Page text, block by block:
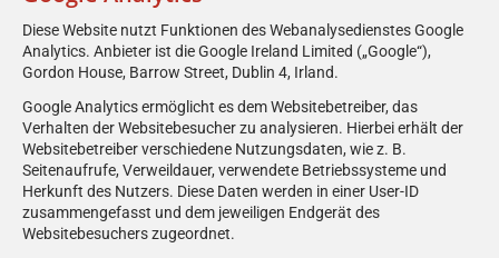
Diese Website nutzt Funktionen des Webanalysedienstes Google
Analytics. Anbieter ist die Google Ireland Limited („Google“),
Gordon House, Barrow Street, Dublin 4, Irland.
Google Analytics ermöglicht es dem Websitebetreiber, das
Verhalten der Websitebesucher zu analysieren. Hierbei erhält der
Websitebetreiber verschiedene Nutzungsdaten, wie z. B.
Seitenaufrufe, Verweildauer, verwendete Betriebssysteme und
Herkunft des Nutzers. Diese Daten werden in einer User-ID
zusammengefasst und dem jeweiligen Endgerät des
Websitebesuchers zugeordnet.